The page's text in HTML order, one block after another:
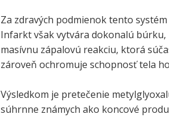
Za zdravých podmienok tento
Infarkt však vytvára dokonalú
masívnu zápalovú reakciu, ktorá
zároveň ochromuje schopnosť tela
Výsledkom je pretečenie
súhrnne známych ako koncové